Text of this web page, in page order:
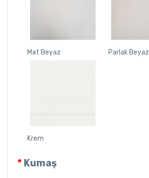
Mat Beyaz Parlak Beyaz
Krem
Kumaş